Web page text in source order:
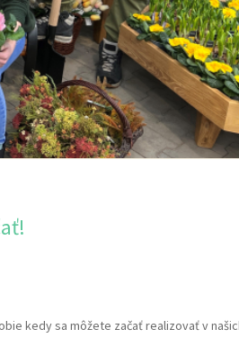
kedy sa môžete začať realizovať v